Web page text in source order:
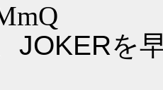
JOKERを